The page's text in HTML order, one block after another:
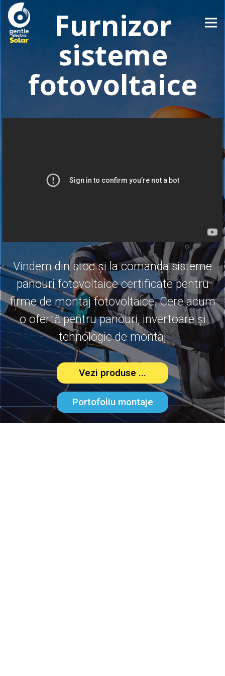
Furnizor
sisteme
fotovoltaice
Vindem din stoc și la comanda sisteme
panouri fotovoltaice certificate pentru
firme de montaj fotovoltaice. Cere acum
o ofertă pentru panouri, invertoare și
tehnologie de montaj
Vezi produse ...
Portofoliu montaje